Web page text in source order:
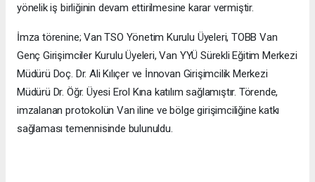
yönelik iş birliğinin devam ettirilmesine karar vermiştir.
İmza törenine; Van TSO Yönetim Kurulu Üyeleri, TOBB Van
Genç Girişimciler Kurulu Üyeleri, Van YYÜ Sürekli Eğitim Merkezi
Müdürü Doç. Dr. Ali Kılıçer ve İnnovan Girişimcilik Merkezi
Müdürü Dr. Öğr. Üyesi Erol Kına katılım sağlamıştır. Törende,
imzalanan protokolün Van iline ve bölge girişimciliğine katkı
sağlaması temennisinde bulunuldu.